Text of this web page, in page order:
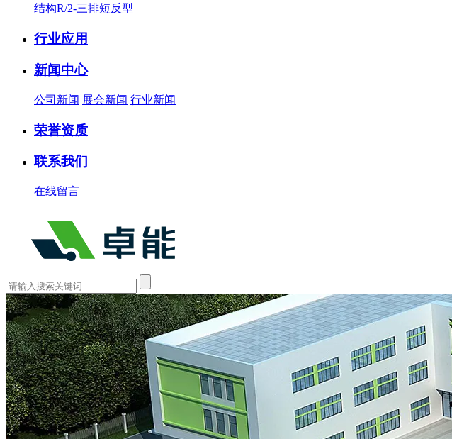
结构R/2-三排短反型
行业应用
新闻中心
公司新闻 展会新闻 行业新闻
荣誉资质
联系我们
在线留言